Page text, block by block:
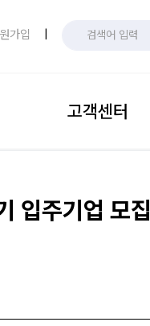
가입
고객센터
입주기업 모집